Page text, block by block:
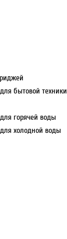
бытовой техники
горячей воды
холодной воды